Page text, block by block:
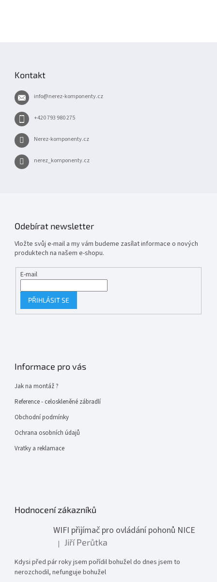
Kontakt
info@nerez-komponenty.cz
+420 793 980 275
Nerez-komponenty.cz
nerez_komponenty.cz
Odebírat newsletter
Vložte svůj e-mail a my vám budeme zasílat informace o nových
produktech na našem e-shopu.
E-mail
PŘIHLÁSIT SE
Informace pro vás
Jak na montáž ?
Reference - celoskleněné zábradlí
Obchodní podmínky
Ochrana osobních údajů
Vratky a reklamace
Hodnocení zákazníků
WIFI přijímač pro ovládání pohonů NICE
Hodnocení produktu je 1 z 5 hvězdiček.
| Jiří Perůtka
Kdysi před pár roky jsem pořídil bohužel do dnes jsem to
nerozchodil, nefunguje bohužel